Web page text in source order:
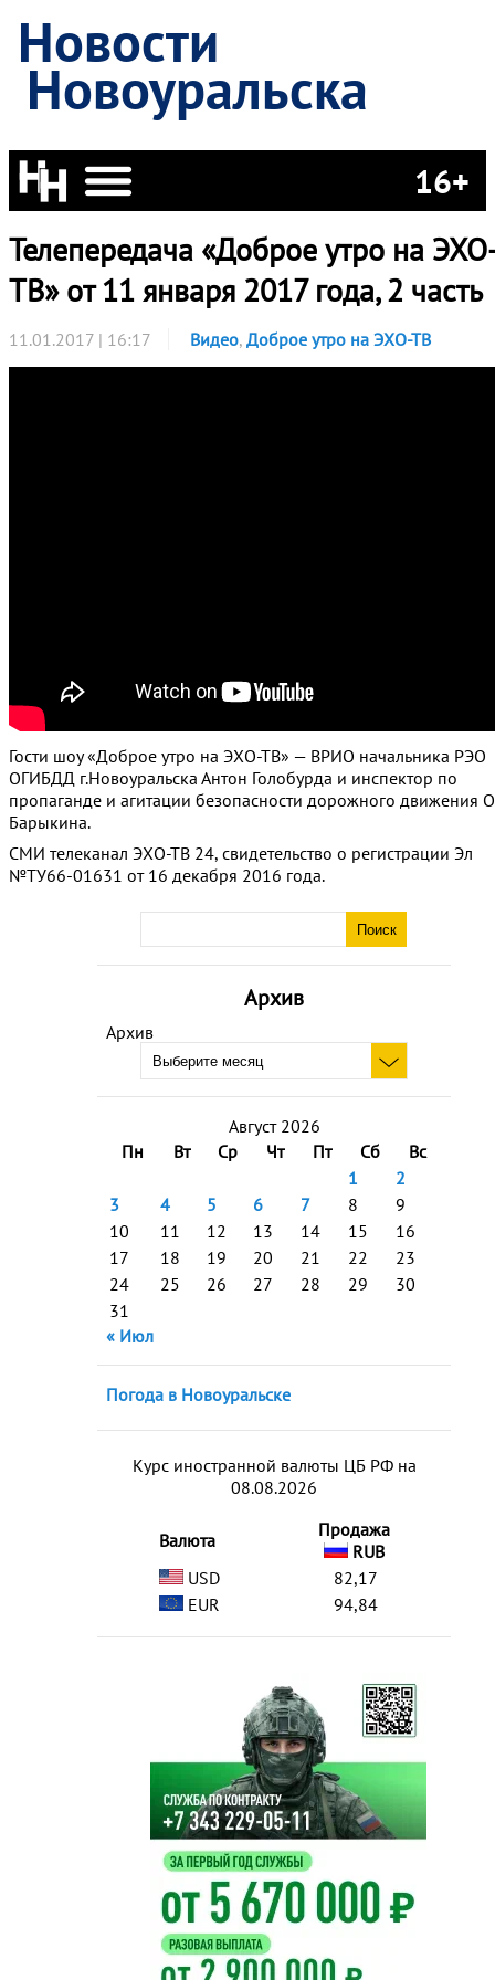
Новости
Новоуральска
16+
Архив
Архив
Август 2026
Пн
Вт Ср Чт Пт Сб
Вс
1
2
3
4 5 6 7 8
9
10
11 12 13 14 15
16
17
18 19 20 21 22
23
24
25 26 27 28 29
30
31
« Июл
Погода в Новоуральске
Курс иностранной валюты ЦБ РФ на
08.08.2026
Валюта
Продажа
RUB
USD
82,17
EUR
94,84
Телепередача «Доброе утро на
ТВ» от 11 января 2017 года, 2 часть
11.01.2017 | 16:17 Видео, Доброе утро на ЭХО-ТВ
Гости шоу «Доброе утро на ЭХО-ТВ» — ВРИО начальника РЭО
ОГИБДД г.Новоуральска Антон Голобурда и инспектор по
пропаганде и агитации безопасности дорожного движения
Барыкина.
СМИ телеканал ЭХО-ТВ 24, свидетельство о регистрации Эл
№ТУ66-01631 от 16 декабря 2016 года.